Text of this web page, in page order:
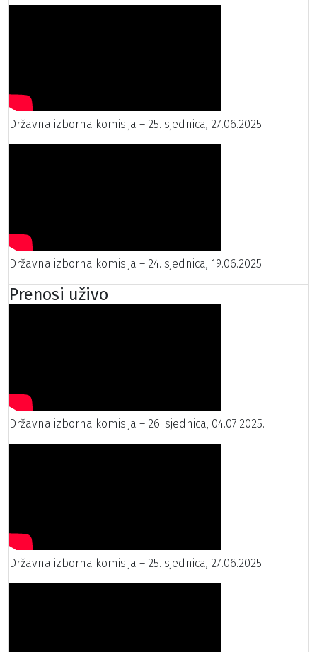
Državna izborna komisija – 25. sjednica, 27.06.2025.
Državna izborna komisija – 24. sjednica, 19.06.2025.
Prenosi uživo
Državna izborna komisija – 26. sjednica, 04.07.2025.
Državna izborna komisija – 25. sjednica, 27.06.2025.